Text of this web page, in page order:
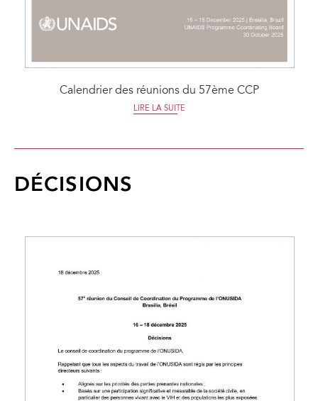
Calendrier des réunions du 57ème CCP
LIRE LA SUITE
DÉCISIONS